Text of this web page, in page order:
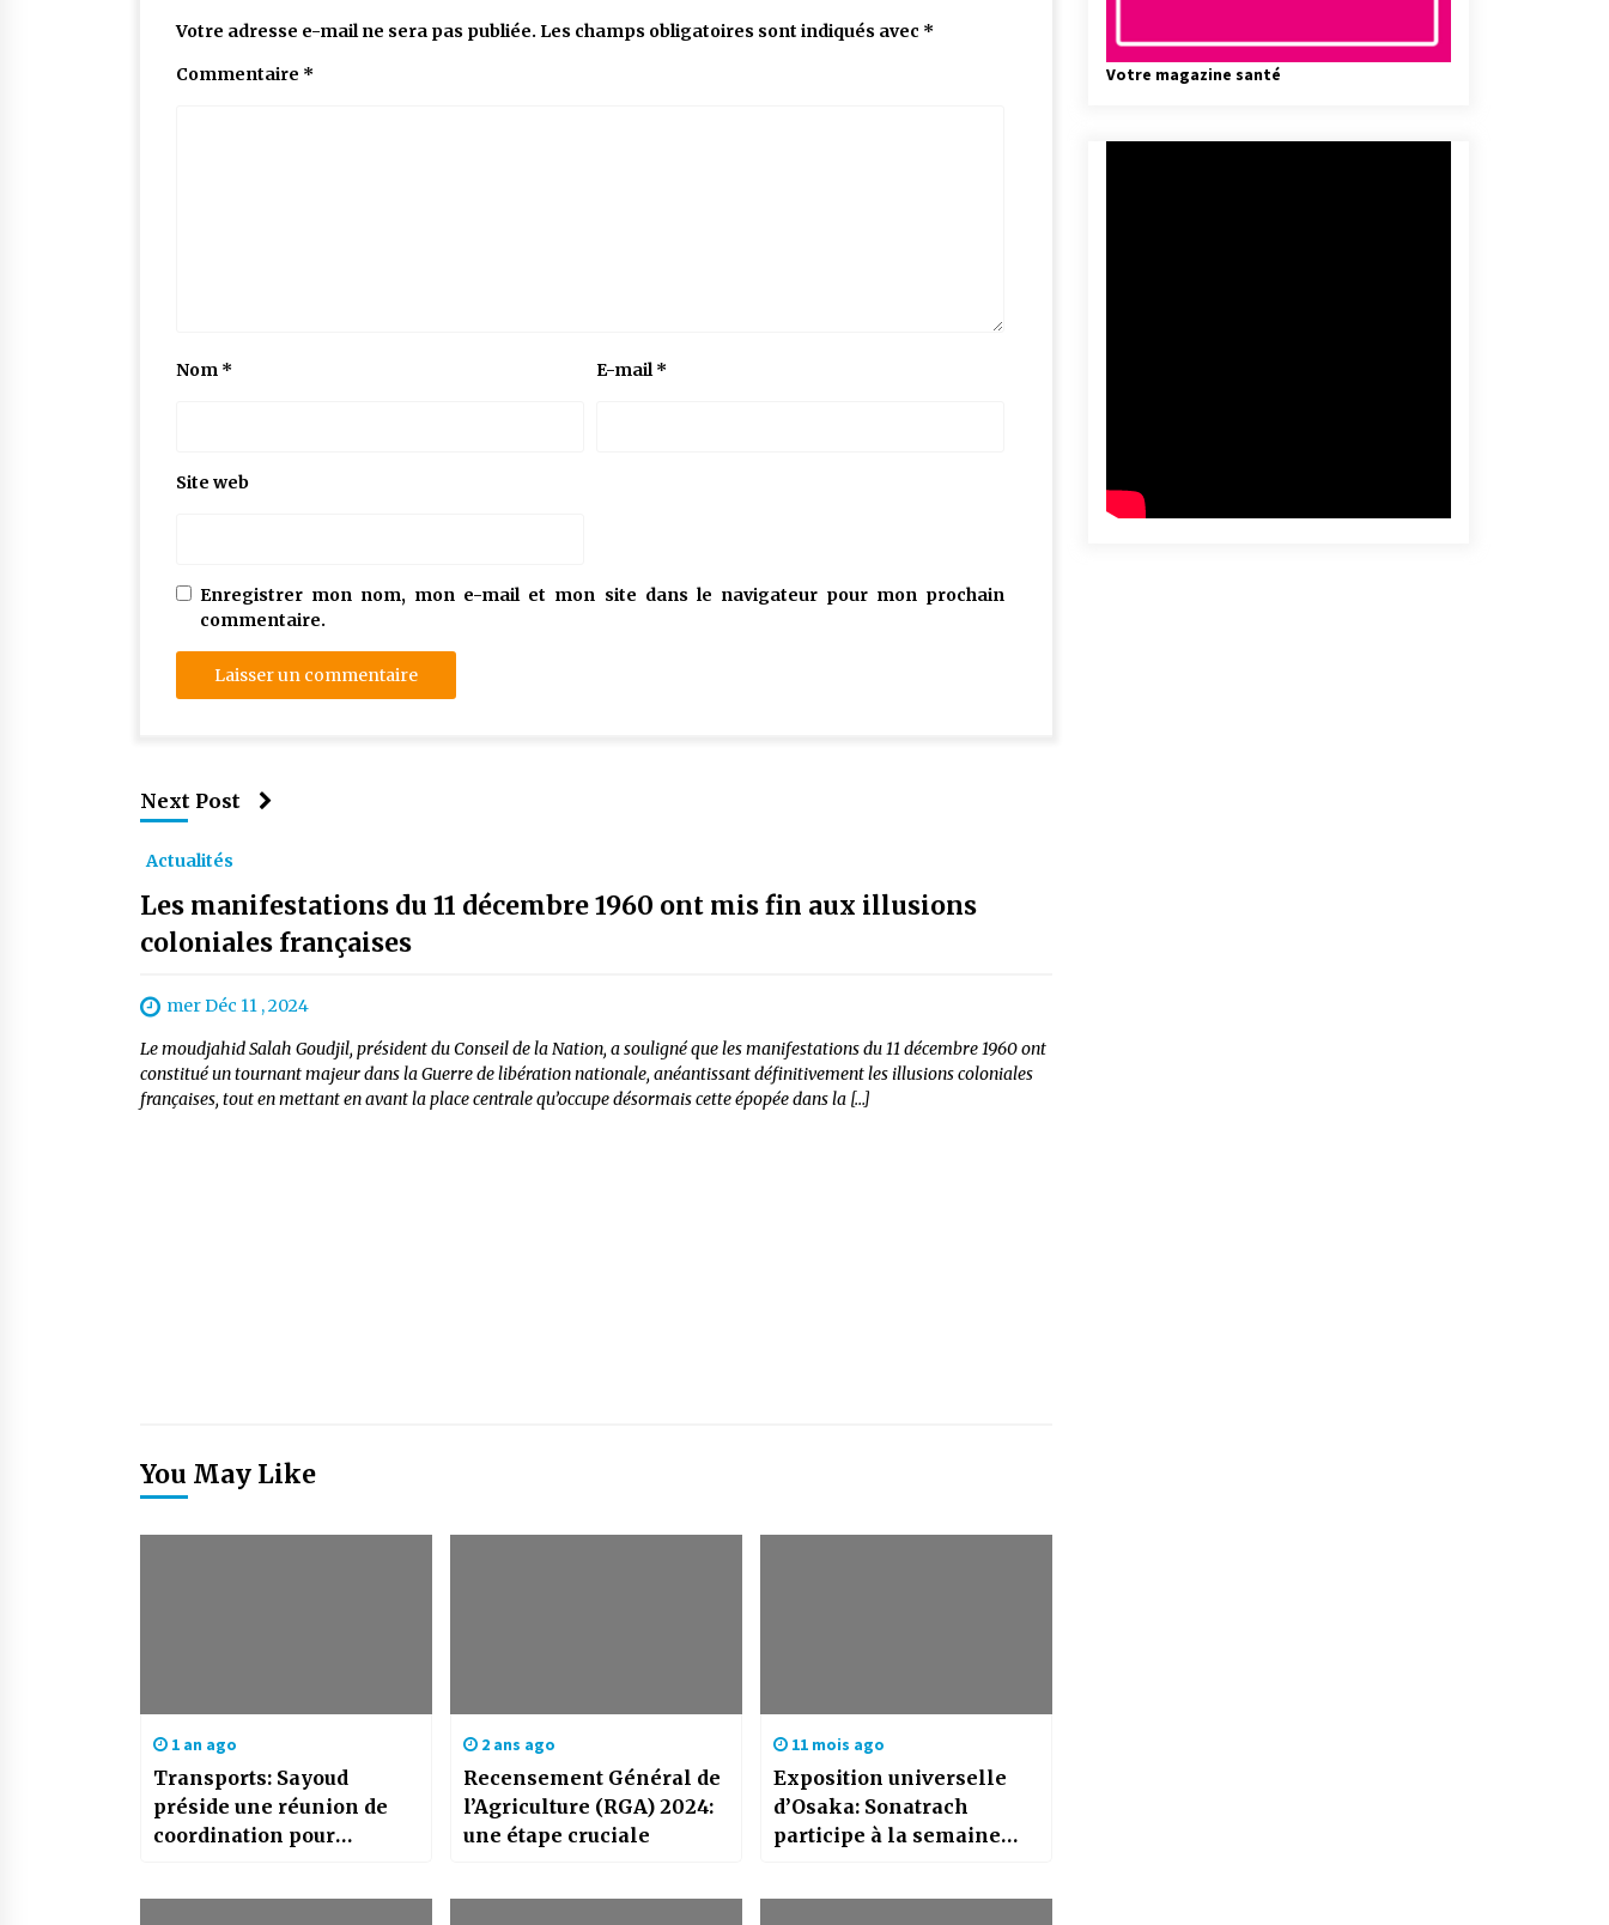
Votre adresse e-mail ne sera pas publiée. Les champs obligatoires sont indiqués avec *
Commentaire *
Nom * E-mail*
Site web
Enregistrer mon nom, mon e-mail et mon site dans le navigateur pour mon prochain
commentaire.
Next Post
Actualités
Les manifestations du 11 décembre 1960 ont mis fin aux illusions
coloniales françaises
mer Déc 11 , 2024
Le moudjahid Salah Goudjil, président du Conseil de la Nation, a souligné que les manifestations du 11 décembre 1960 ont
constitué un tournant majeur dans la Guerre de libération nationale, anéantissant définitivement les illusions coloniales
françaises, tout en mettant en avant la place centrale qu’occupe désormais cette épopée dans la […]
You May Like
1 an ago
Transports: Sayoud
préside une réunion de
coordination pour
compensations de service
2 ans ago
Recensement Général de
l’Agriculture (RGA) 2024:
une étape cruciale
11 mois ago
Exposition universelle
d’Osaka: Sonatrach
participe à la semaine
Votre magazine santé